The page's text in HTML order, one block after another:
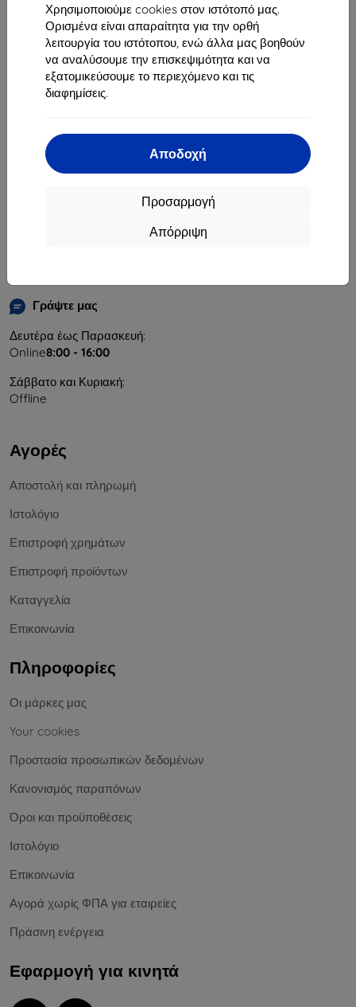
Χρησιμοποιούμε cookies στον ιστότοπό μας.
Ορισμένα είναι απαραίτητα για την ορθή
λειτουργία του ιστότοπου, ενώ άλλα μας βοηθούν
να αναλύσουμε την επισκεψιμότητα και να
εξατομικεύσουμε το περιεχόμενο και τις
διαφημίσεις.
Αποδοχή
Προσαρμογή
Απόρριψη
841 04 Bratislava
Αριθμός Μητρώου Εταιρείας:46701494
Γράψτε μας
Δευτέρα έως Παρασκευή:
Online8:00 - 16:00
Σάββατο και Κυριακή:
Offline
Αγορές
Αποστολή και πληρωμή
Ιστολόγιο
Επιστροφή χρημάτων
Επιστροφή προϊόντων
Καταγγελία
Επικοινωνία
Πληροφορίες
Οι μάρκες μας
Your cookies
Προστασία προσωπικών δεδομένων
Κανονισμός παραπόνων
Όροι και προϋποθέσεις
Ιστολόγιο
Επικοινωνία
Αγορά χωρίς ΦΠΑ για εταιρείες
Πράσινη ενέργεια
Εφαρμογή για κινητά